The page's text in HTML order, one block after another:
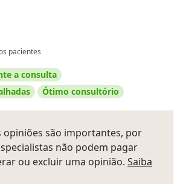
pacientes
a consulta
Ótimo consultório
opiniões são importantes, por
não podem pagar
ou excluir uma opinião. Saiba